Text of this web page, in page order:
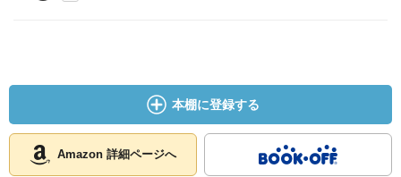
本棚に登録する
Amazon 詳細ページへ